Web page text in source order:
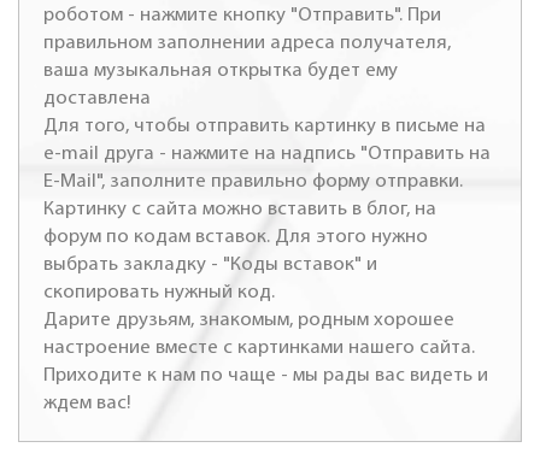
роботом - нажмите кнопку "Отправить". При
правильном заполнении адреса получателя,
ваша музыкальная открытка будет ему
доставлена
Для того, чтобы отправить картинку в письме на
e-mail друга - нажмите на надпись "Отправить на
E-Mail", заполните правильно форму отправки.
Картинку с сайта можно вставить в блог, на
форум по кодам вставок. Для этого нужно
выбрать закладку - "Коды вставок" и
скопировать нужный код.
Дарите друзьям, знакомым, родным хорошее
настроение вместе с картинками нашего сайта.
Приходите к нам по чаще - мы рады вас видеть и
ждем вас!